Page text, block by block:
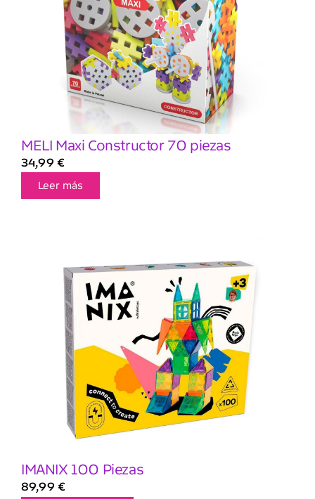
MELI Maxi Constructor 70 piezas
34,99 €
Leer más
IMANIX 100 Piezas
89,99 €